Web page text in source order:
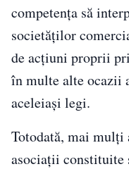
competența să
societăților
de acțiuni proprii
în multe alte ocazii
aceleiași legi.
Totodată, mai
asociații constituite